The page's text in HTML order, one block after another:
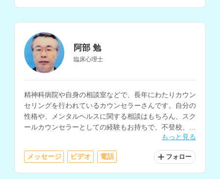
阿部 勉
臨床心理士
精神科病院や自身の相談室などで、長年にわたりカウン
セリングを行われているカウンセラーさんです。自分の
性格や、メンタルヘルスに関する相談はもちろん、スク
ールカウンセラーとしての経験もお持ちで、不登校、引
きこもりについての相談もしていただけます。もっと見る
メッセージ ビデオ 電話 フォロー